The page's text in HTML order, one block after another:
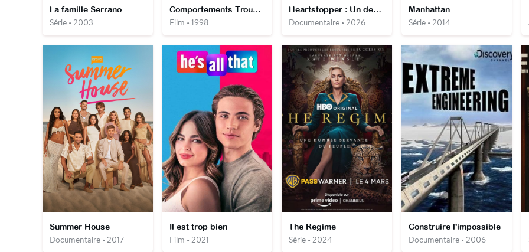
La famille Serrano
Série • 2003
Comportements Troublants
Film • 1998
Heartstopper : Un dernier salut
Documentaire • 2026
Manhattan
Série • 2014
Summer House
Documentaire • 2017
Il est trop bien
Film • 2021
The Regime
Série • 2024
Construire l'impossible
Documentaire • 2006